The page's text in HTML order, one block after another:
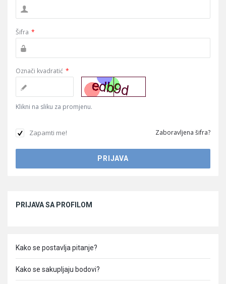
Šifra *
Označi kvadratić *
Klikni na sliku za promjenu.
Zapamti me! Zaboravljena šifra?
PRIJAVA SA PROFILOM
Kako se postavlja pitanje?
Kako se sakupljaju bodovi?